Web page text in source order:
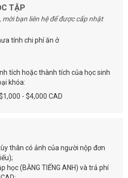
TẬP
bạn liên hệ để được cấp nhật
tính chi phí ăn ở
tích hoặc thành tích của học sinh
khóa:
- $4,000 CAD
thân có ảnh của người nộp đơn
học (BẰNG TIẾNG ANH) và trả phí